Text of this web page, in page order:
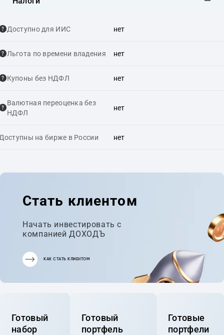
Доступно для ИИС нет
Льгота по времени владения нет
Купоны без НДФЛ нет
Валютная переоценка без
НДФЛ
нет
на бирже в России нет
Стать клиентом
Начать инвестировать с
компанией ДОХОДЪ
КАК СТАТЬ КЛИЕНТОМ
Готовый
набор
Готовый
портфель
Готовые
портфели